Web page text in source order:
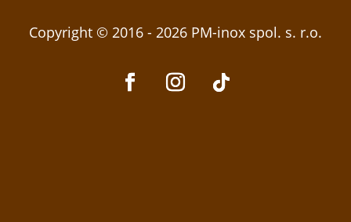
Copyright © 2016 - 2026 PM-inox spol. s. r.o.